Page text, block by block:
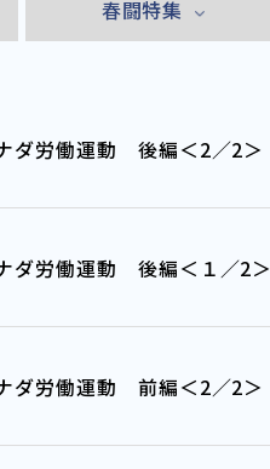
春闘特集
ダ労働運動 後編＜2／2＞
ダ労働運動 後編＜１／2＞
ダ労働運動 前編＜2／2＞